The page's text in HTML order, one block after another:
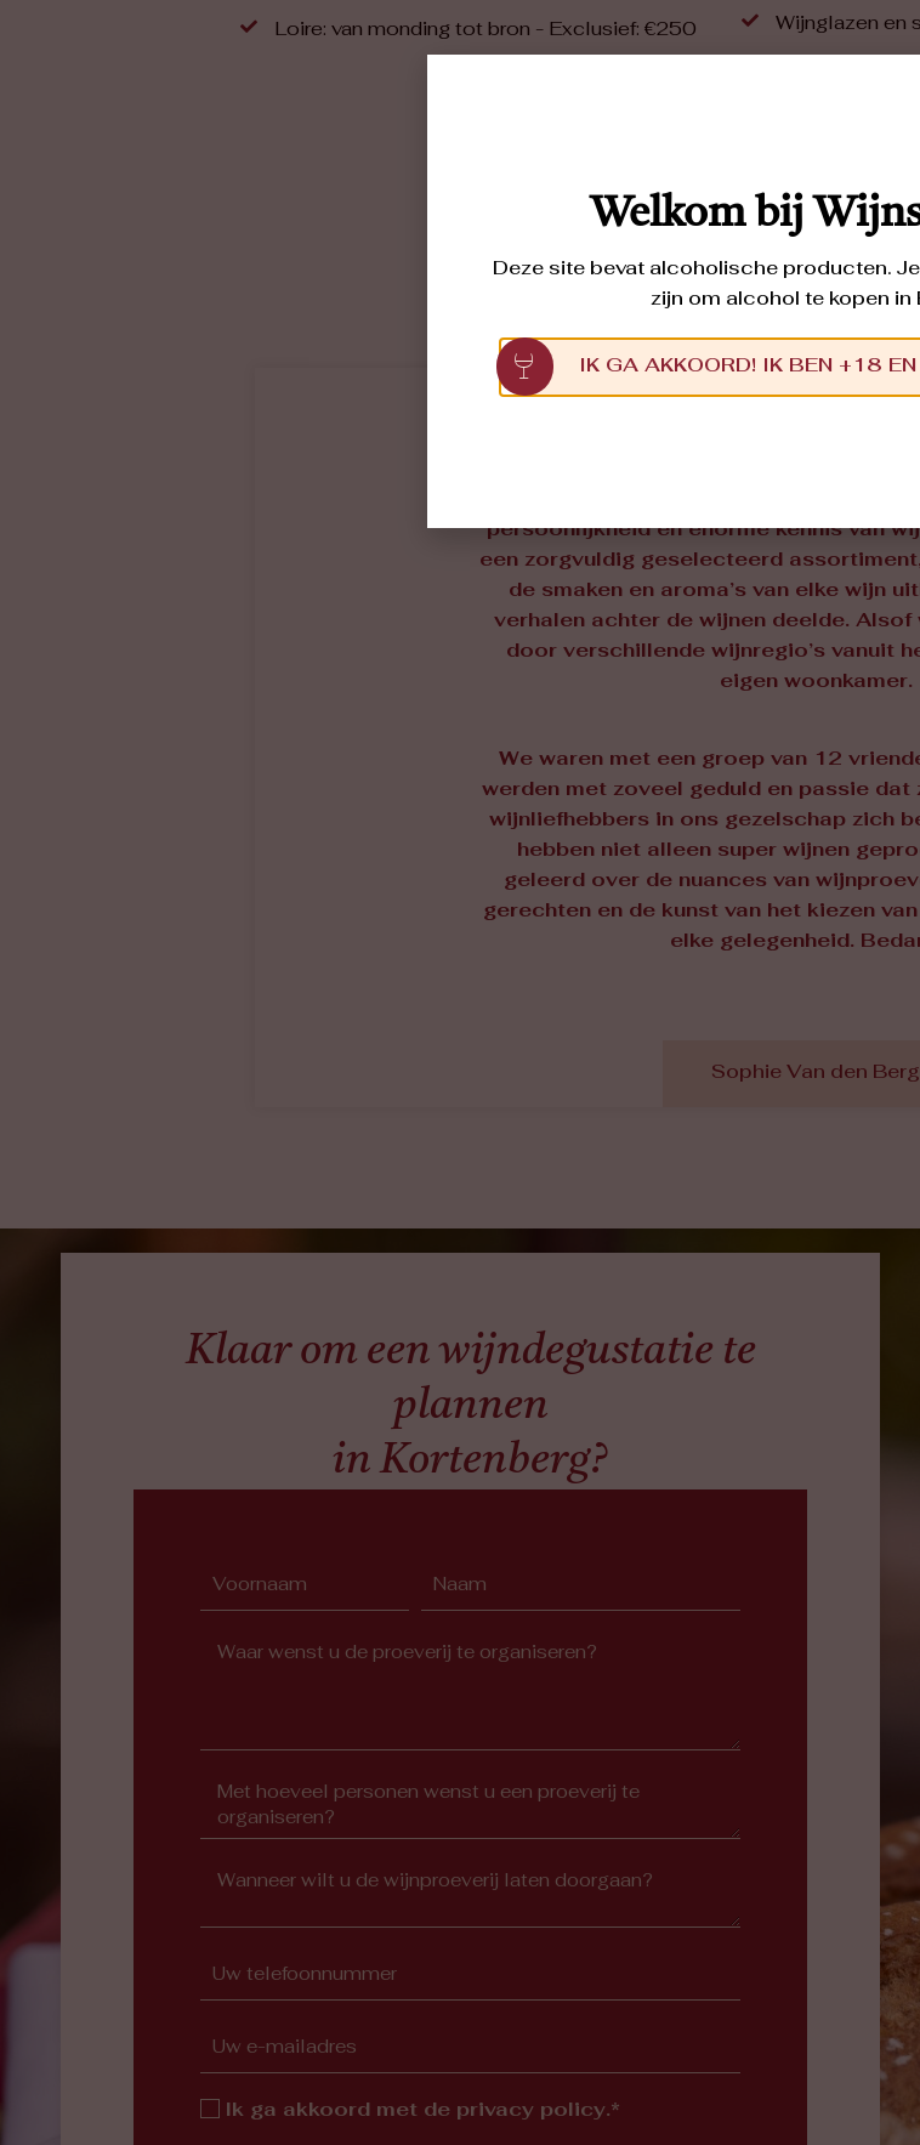
Loire: van monding tot bron - Exclusief: €250 Wijnglazen en
persoonlijkheid en enorme kennis van
een zorgvuldig geselecteerd
de smaken en aroma’s van elke wijn
verhalen achter de wijnen deelde. Alsof
door verschillende wijnregio’s vanuit
eigen woonkamer.
We waren met een groep van 12
werden met zoveel geduld en passie dat
wijnliefhebbers in ons gezelschap zich
hebben niet alleen super wijnen
geleerd over de nuances van
gerechten en de kunst van het kiezen
elke gelegenheid.
Sophie Van den Berg
Klaar om een wijndegustatie te
plannen
in Kortenberg?
Ik ga akkoord met de privacy policy.*
Welkom bij
Deze site bevat alcoholische producten.
zijn om alcohol te kopen in
IK GA AKKOORD! IK BEN +18